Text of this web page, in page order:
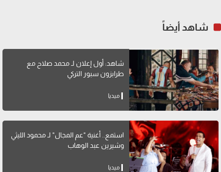
شاهد أيضاً
شاهد: أول إعلان لـ محمد صلاح مع
طرابزون سبور التركي
ميديا
استمع.. أغنية "عم المجال" لـ محمود الليثي
وشيرين عبد الوهاب
ميديا